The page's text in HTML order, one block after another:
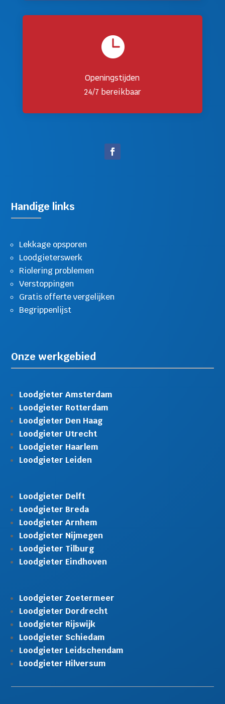

Openingstijden
24/7 bereikbaar
Handige links
Lekkage opsporen
Loodgieterswerk
Riolering problemen
Verstoppingen
Gratis offerte vergelijken
Begrippenlijst
Onze werkgebied
Loodgieter Amsterdam
Loodgieter Rotterdam
Loodgieter Den Haag
Loodgieter Utrecht
Loodgieter Haarlem
Loodgieter Leiden
Loodgieter Delft
Loodgieter Breda
Loodgieter Arnhem
Loodgieter Nijmegen
Loodgieter Tilburg
Loodgieter Eindhoven
Loodgieter Zoetermeer
Loodgieter Dordrecht
Loodgieter Rijswijk
Loodgieter Schiedam
Loodgieter Leidschendam
Loodgieter Hilversum